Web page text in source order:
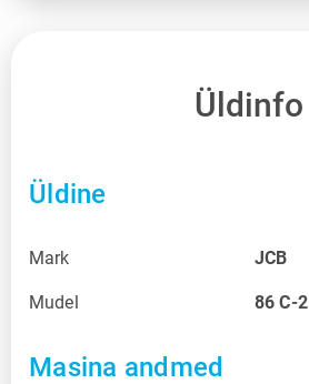
Üldinfo
Üldine
Mark JCB
Mudel 86 C-2
Masina andmed